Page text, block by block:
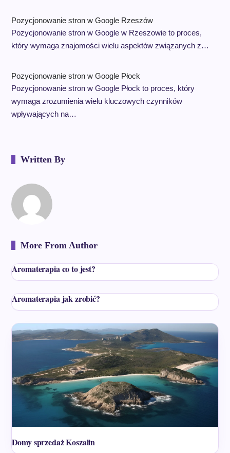
Pozycjonowanie stron w Google Rzeszów
Pozycjonowanie stron w Google w Rzeszowie to proces,
który wymaga znajomości wielu aspektów związanych z…
Pozycjonowanie stron w Google Płock
Pozycjonowanie stron w Google Płock to proces, który
wymaga zrozumienia wielu kluczowych czynników
wpływających na…
Written By
More From Author
Aromaterapia co to jest?
Aromaterapia jak zrobić?
Domy sprzedaż Koszalin